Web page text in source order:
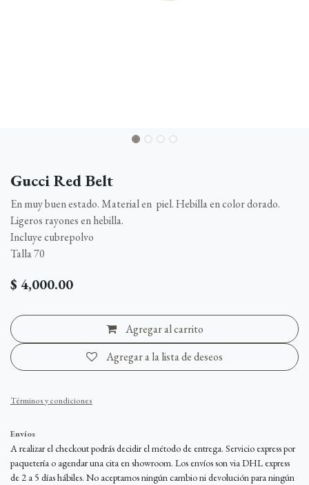
Gucci Red Belt
En muy buen estado. Material en piel. Hebilla en color dorado.
Ligeros rayones en hebilla.
Incluye cubrepolvo
Talla 70
$ 4,000.00
Agregar al carrito
Agregar a la lista de deseos
Términos y condiciones
Envíos
A realizar el checkout podrás decidir el método de entrega. Servicio express por
paquetería o agendar una cita en showroom. Los envíos son via DHL express
de 2 a 5 días hábiles. No aceptamos ningún cambio ni devolución para ningún